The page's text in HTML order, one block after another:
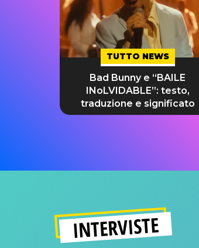
TUTTO NEWS
Bad Bunny e “BAILE
INoLVIDABLE”: testo,
traduzione e significato
INTERVISTE